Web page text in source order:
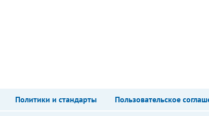
Политики и стандарты Пользовательское